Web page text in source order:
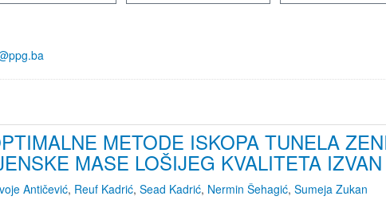
METODE ISKOPA TUNELA
MASE LOŠIJEG KVALITETA
Antičević, Reuf Kadrić, Sead Kadrić, Nermin Šehagić, Sumeja Zukan